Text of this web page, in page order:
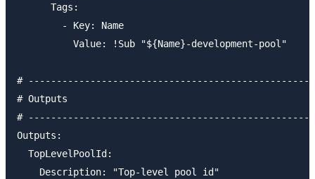
      Tags:
        - Key: Name
          Value: !Sub "${Name}-development-pool"
#
# Outputs
#
Outputs:
  TopLevelPoolId:
    Description: "Top-level pool id"